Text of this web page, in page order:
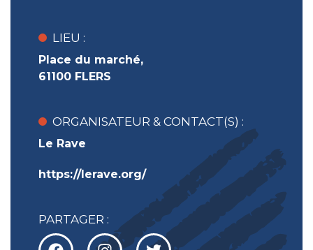
LIEU :
Place du marché,
61100 FLERS
ORGANISATEUR & CONTACT(S) :
Le Rave
https://lerave.org/
PARTAGER :